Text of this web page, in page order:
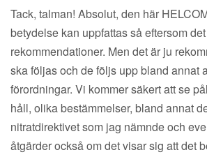
Tack, talman! Absolut, den här
betydelse kan uppfattas så eftersom
rekommendationer. Men det är ju
ska följas och de följs upp bland annat
förordningar. Vi kommer säkert att se
håll, olika bestämmelser, bland annat
nitratdirektivet som jag nämnde och
åtgärder också om det visar sig att det